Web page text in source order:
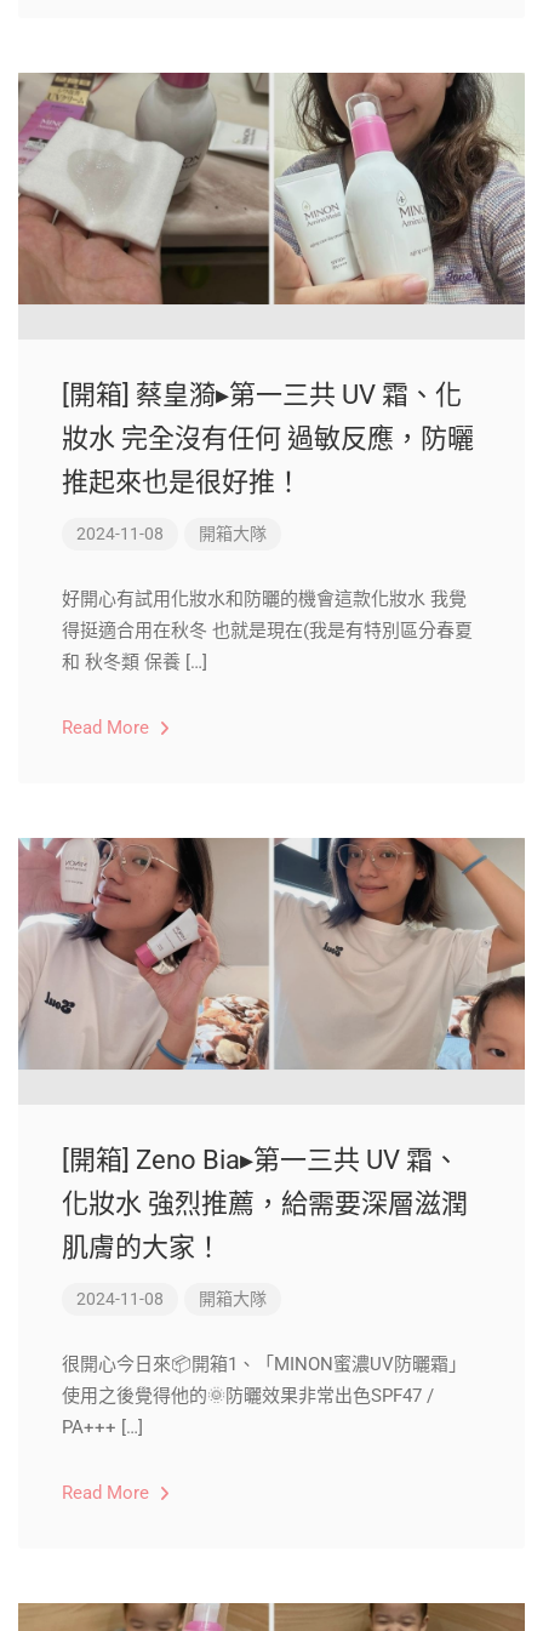
[開箱] 蔡皇漪▸第一三共 UV 霜、化
妝水 完全沒有任何 過敏反應，防曬
推起來也是很好推！
2024-11-08 開箱大隊
好開心有試用化妝水和防曬的機會這款化妝水 我覺
得挺適合用在秋冬 也就是現在(我是有特別區分春夏
和 秋冬類 保養 […]
Read More
[開箱] Zeno Bia▸第一三共 UV 霜、
化妝水 強烈推薦，給需要深層滋潤
肌膚的大家！
2024-11-08 開箱大隊
很開心今日來📦開箱1、「MINON蜜濃UV防曬霜」
使用之後覺得他的🌞防曬效果非常出色SPF47 /
PA+++ […]
Read More